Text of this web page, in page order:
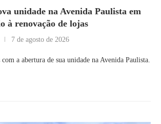
unidade na Avenida Paulista em
à renovação de lojas
7 de agosto de 2026
a abertura de sua unidade na Avenida Paulista.